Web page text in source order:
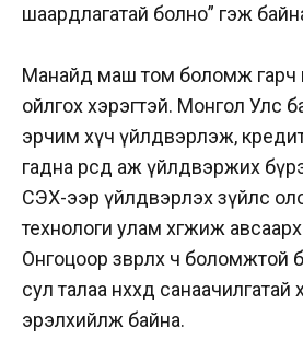
шаардлагатай болно” гэж
Манайд маш том боломж гарч
ойлгох хэрэгтэй. Монгол Улс
эрчим хүч үйлдвэрлэж,
гадна өөрсдөө аж үйлдвэржих
СЭХ-ээр үйлдвэрлэх зүйлс
технологи улам хөгжиж
Онгоцоор зөөвөрлөх ч
сул талаа нөхөхөд
эрэлхийлж байна.